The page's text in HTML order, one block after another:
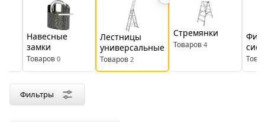
Навесные
замки
Товаров 0
Лестницы
универсальные
Товаров 2
Стремянки
Товаров 4
Фильтры
—
Производитель